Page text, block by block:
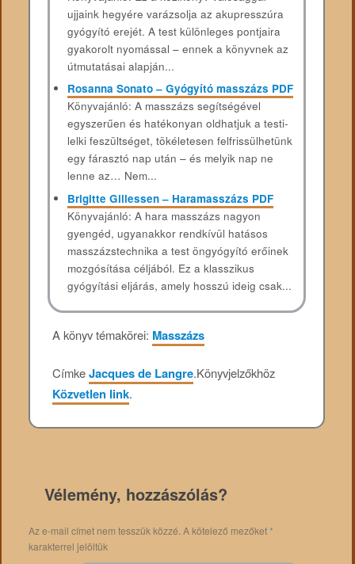
ujjaink hegyére varázsolja az akupresszúra
gyógyító erejét. A test különleges pontjaira
gyakorolt nyomással – ennek a könyvnek az
útmutatásai alapján...
Rosanna Sonato – Gyógyító masszázs PDF
Könyvajánló: A masszázs segítségével
egyszerűen és hatékonyan oldhatjuk a testi-
lelki feszültséget, tökéletesen felfrissülhetünk
egy fárasztó nap után – és melyik nap ne
lenne az… Nem...
Brigitte Gillessen – Haramasszázs PDF
Könyvajánló: A hara masszázs nagyon
gyengéd, ugyanakkor rendkívül hatásos
masszázstechnika a test öngyógyító erőinek
mozgósítása céljából. Ez a klasszikus
gyógyítási eljárás, amely hosszú ideig csak...
A könyv témakörei: Masszázs
CímkeJacques de Langre.Könyvjelzőkhöz
Közvetlen link.
Vélemény, hozzászólás?
Az e-mail címet nem tesszük közzé. A kötelező mezőket*
karakterrel jelöltük